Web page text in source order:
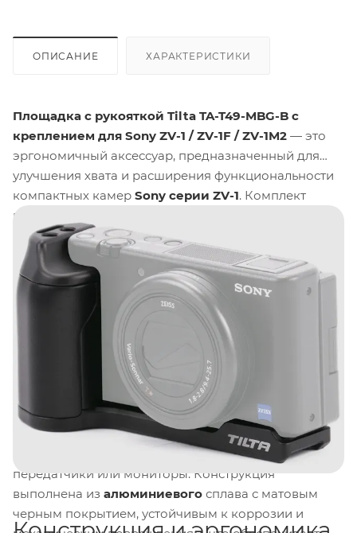
ОПИСАНИЕ ХАРАКТЕРИСТИКИ
Площадка с рукояткой Tilta TA-T49-MBG-B с
креплением для Sony ZV-1 / ZV-1F / ZV-1M2 — это
эргономичный аксессуар, предназначенный для
улучшения хвата и расширения функциональности
компактных камер Sony серии ZV-1. Комплект
включает в себя формованную рукоятку с
контурами, повторяющими анатомию кисти, что
обеспечивает комфортный и надежный захват
камеры даже при длительной съемке с рук,
особенно при использовании в выездных условиях.
Рукоятка оснащена отверстием для крепления на
1/4"-20
, что позволяет быстро устанавливать
,
поддержки без необходимости снимать рукоятку.
На корпусе рукоятки предусмотрены холодные
башмаки для установки дополнительного
оборудования, такого как внешние микрофоны,
светодиодные осветители, беспроводные
передатчики или мониторы. Конструкция
выполнена из алюминиевого сплава с матовым
черным покрытием, устойчивым к коррозии и